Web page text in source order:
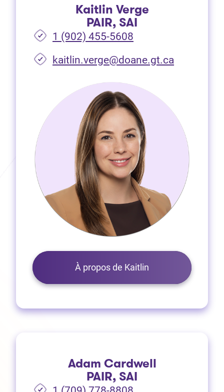
Kaitlin Verge
PAIR, SAI
1 (902) 455-5608
kaitlin.verge@doane.gt.ca
À propos de Kaitlin
Adam Cardwell
PAIR, SAI